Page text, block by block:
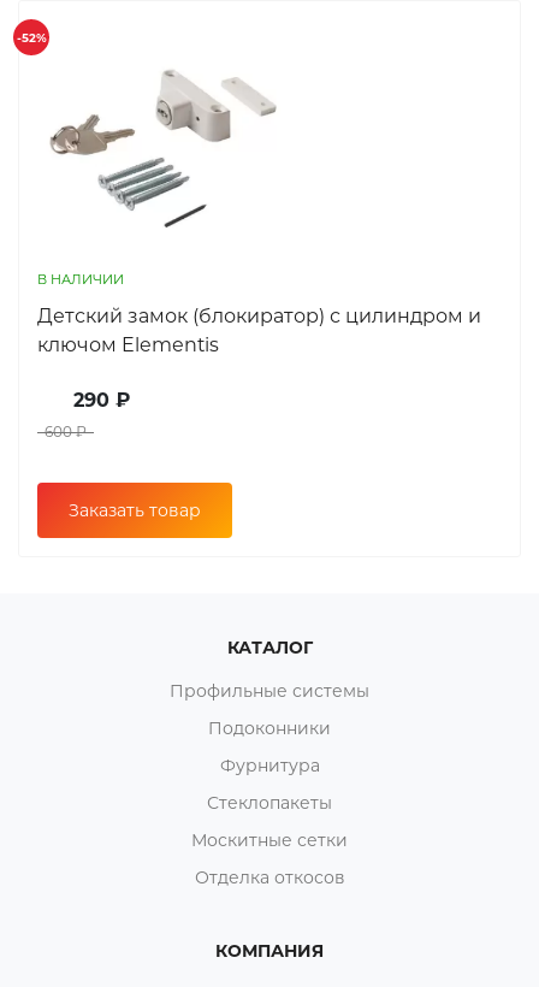
-52%
В НАЛИЧИИ
Детский замок (блокиратор) с цилиндром и
ключом Elementis
290 ₽
600 ₽
Заказать товар
КАТАЛОГ
Профильные системы
Подоконники
Фурнитура
Стеклопакеты
Москитные сетки
Отделка откосов
КОМПАНИЯ